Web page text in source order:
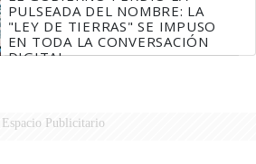
PULSEADA DEL NOMBRE: LA
"LEY DE TIERRAS" SE IMPUSO
EN TODA LA CONVERSACIÓN
DIGITAL
Espacio Publicitario